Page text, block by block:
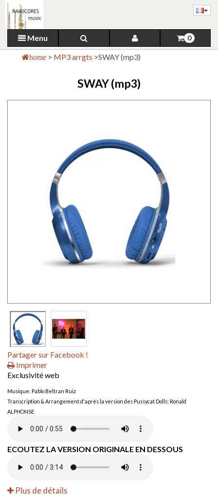
Menu 0
home > MP3 arrgts >SWAY (mp3)
SWAY (mp3)
Partager sur Facebook !
Imprimer
Exclusivité web
Musique: Pablo Beltran Ruiz
Transcription & Arrangement d'après la version des Pussycat Dolls: Ronald
ALPHONSE
ECOUTEZ LA VERSION ORIGINALE EN DESSOUS
Plus de détails